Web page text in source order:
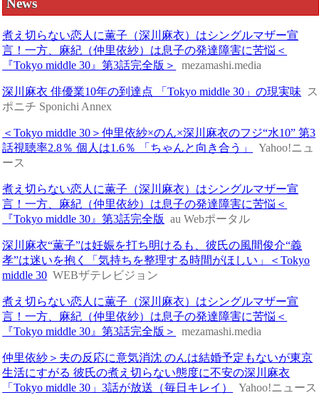
News
煮え切らない恋人に薫子（深川麻衣）はシングルマザー宣
言！一方、麻紀（仲里依紗）は息子の発達障害に苦悩＜
『Tokyo middle 30』第3話完全版＞
mezamashi.media
深川麻衣 俳優業10年の到達点 「Tokyo middle 30」の現実味 ス
ポニチ Sponichi Annex
＜Tokyo middle 30＞仲里依紗×のん×深川麻衣のフジ“水10” 第3
話視聴率2.8％ 個人は1.6％ 「ちゃんと向き合う」
Yahoo!ニュ
ース
煮え切らない恋人に薫子（深川麻衣）はシングルマザー宣
言！一方、麻紀（仲里依紗）は息子の発達障害に苦悩＜
『Tokyo middle 30』第3話完全版 au Webポータル
深川麻衣“薫子”は妊娠を打ち明けるも、彼氏の風間俊介“義
孝”は迷いを抱く「気持ちを整理する時間がほしい」＜Tokyo
middle 30 WEBザテレビジョン
煮え切らない恋人に薫子（深川麻衣）はシングルマザー宣
言！一方、麻紀（仲里依紗）は息子の発達障害に苦悩＜
『Tokyo middle 30』第3話完全版＞
mezamashi.media
仲里依紗＞夫の反応に意気消沈 のんは結婚予定もないが東京
生活にすがる 彼氏の煮え切らない態度に不安の深川麻衣
「Tokyo middle 30」3話が放送（毎日キレイ）
Yahoo!ニュース